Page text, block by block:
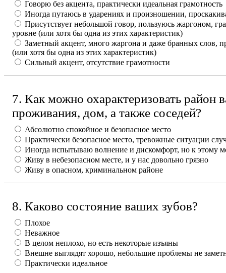
Говорю без акцента, практически идеальная грамотность
Иногда путаюсь в ударениях и произношении,
Присутствует небольшой говор, пользуюсь жаргоном,
уровне (или хотя бы одна из этих характеристик)
Заметный акцент, много жаргона и даже бранных слов,
(или хотя бы одна из этих характеристик)
Сильный акцент, отсутствие грамотности
7. Как можно охарактеризовать район
проживания, дом, а также соседей?
Абсолютно спокойное и безопасное место
Практически безопасное место, тревожные ситуации
Иногда испытываю волнение и дискомфорт, но к этому
Живу в небезопасном месте, и у нас довольно грязно
Живу в опасном, криминальном районе
8. Каково состояние ваших зубов?
Плохое
Неважное
В целом неплохо, но есть некоторые изъяны
Внешне выглядят хорошо, небольшие проблемы не
Практически идеальное